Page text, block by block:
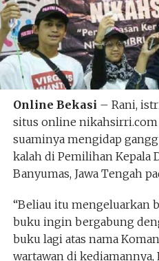
Online Bekasi – Rani,
situs online
suaminya mengidap
kalah di Pemilihan Kepala
Banyumas, Jawa Tengah
“Beliau itu mengeluarkan
buku ingin bergabung
buku lagi atas nama
wartawan di kediamannya,